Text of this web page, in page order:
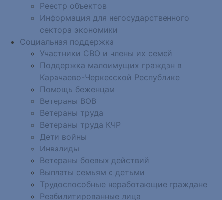
Реестр объектов
Информация для негосударственного
сектора экономики
Социальная поддержка
Участники СВО и члены их семей
Поддержка малоимущих граждан в
Карачаево-Черкесской Республике
Помощь беженцам
Ветераны ВОВ
Ветераны труда
Ветераны труда КЧР
Дети войны
Инвалиды
Ветераны боевых действий
Выплаты семьям с детьми
Трудоспособные неработающие граждане
Реабилитированные лица